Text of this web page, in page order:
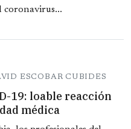
coronavirus...
ESCOBAR CUBIDES
19: loable reacción
médica